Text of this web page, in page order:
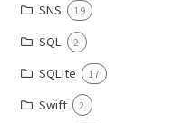
SNS 19
SQL 2
SQLite 17
Swift 2